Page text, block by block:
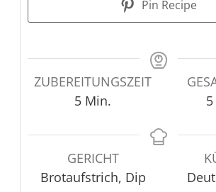
Pin Recipe
ZUBEREITUNGSZEIT
5Minuten
Min.
5
GERICHT
Brotaufstrich, Dip